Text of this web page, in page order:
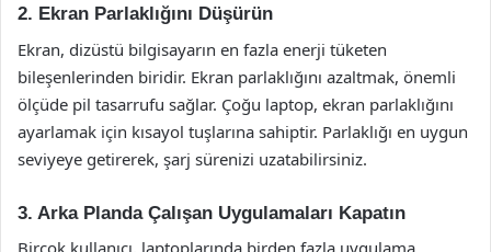
2. Ekran Parlaklığını Düşürün
Ekran, dizüstü bilgisayarın en fazla enerji tüketen
bileşenlerinden biridir. Ekran parlaklığını azaltmak, önemli
ölçüde pil tasarrufu sağlar. Çoğu laptop, ekran parlaklığını
ayarlamak için kısayol tuşlarına sahiptir. Parlaklığı en uygun
seviyeye getirerek, şarj sürenizi uzatabilirsiniz.
3. Arka Planda Çalışan Uygulamaları Kapatın
Birçok kullanıcı, laptoplarında birden fazla uygulama